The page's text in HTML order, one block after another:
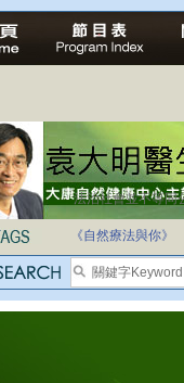
法治社會並不等同
《自然療法與你》